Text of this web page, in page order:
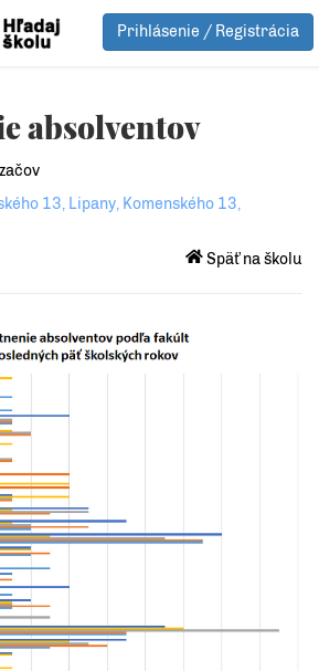
Prihlásenie / Registrácia
absolventov
13, Lipany, Komenského 13,
Späť na školu